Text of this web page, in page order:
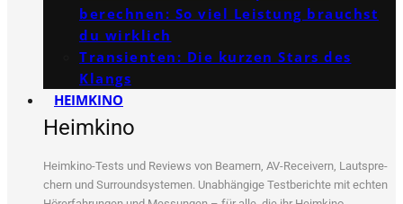
berechnen: So viel Leistung brauchst
du wirklich
Transienten: Die kurzen Stars des
Klangs
HEIMKINO
Heimkino
Heim­ki­no-Tests und Reviews von Bea­mern, AV-Recei­vern, Laut­spre­
chern und Sur­round­sys­te­men. Unab­hän­gi­ge Test­be­rich­te mit ech­ten